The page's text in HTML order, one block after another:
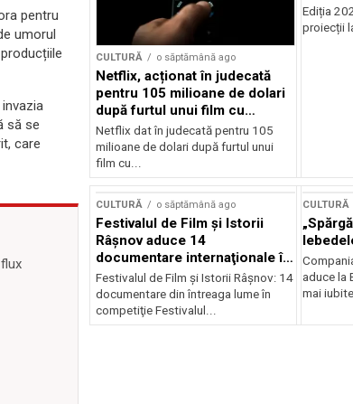
pentru
umorul
să se
care
CULTURĂ o săptămână ago
Netflix, acționat în judecată
pentru 105 milioane de dolari
după furtul unui film cu
Nicolas Cage
Netflix dat în judecată pentru 105
milioane de dolari după furtul unui
film cu...
Ediția
proiecții
CULTURĂ o săptămână ago
Festivalul de Film şi Istorii
Râşnov aduce 14
documentare internaţionale în
premieră
Festivalul de Film şi Istorii Râşnov: 14
documentare din întreaga lume în
competiţie Festivalul...
CULTURĂ
aduce la
mai